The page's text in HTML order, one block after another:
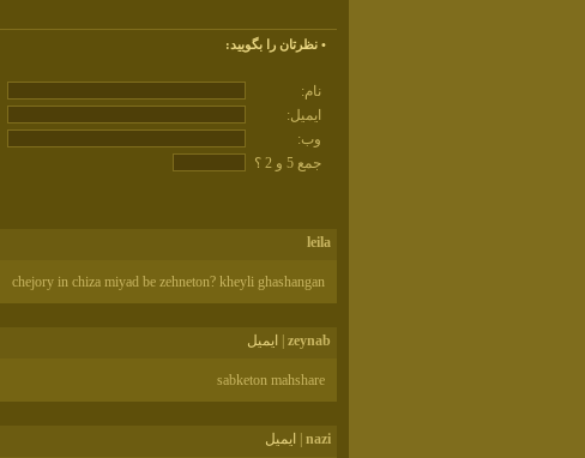
• نظرتان را بگوييد:
نام:
ايميل:
وب:
جمع 5 و 2 ؟
leila
chejory in chiza miyad be zehneton? kheyli ghashangan
zeynab ايميل
sabketon mahshare
nazi ايميل